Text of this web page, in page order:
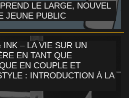
LE LARGE, NOUVEL
JEUNE PUBLIC
– LA VIE SUR UN
EN TANT QUE
EN COUPLE ET
: INTRODUCTION À LA